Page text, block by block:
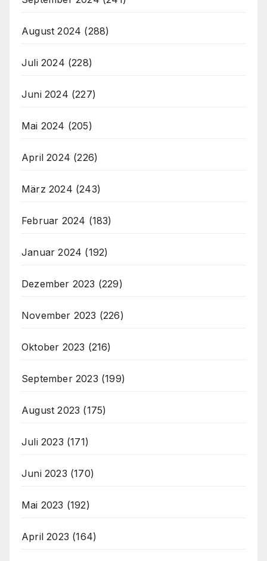
August 2024 (288)
Juli 2024 (228)
Juni 2024 (227)
Mai 2024 (205)
April 2024 (226)
März 2024 (243)
Februar 2024 (183)
Januar 2024 (192)
Dezember 2023 (229)
November 2023 (226)
Oktober 2023 (216)
September 2023 (199)
August 2023 (175)
Juli 2023 (171)
Juni 2023 (170)
Mai 2023 (192)
April 2023 (164)